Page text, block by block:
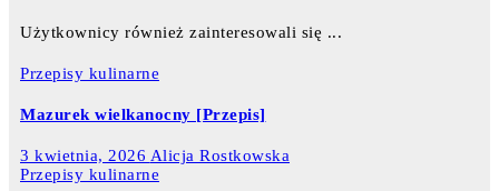
Użytkownicy również zainteresowali się ...
Przepisy kulinarne
Mazurek wielkanocny [Przepis]
3 kwietnia, 2026 Alicja Rostkowska
Przepisy kulinarne